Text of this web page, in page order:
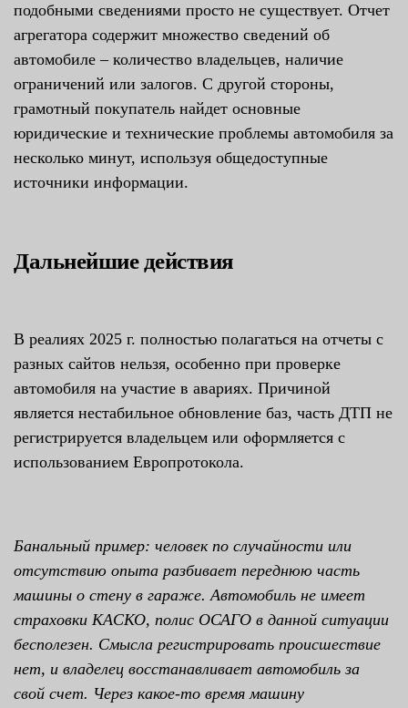
подобными сведениями просто не существует. Отчет
агрегатора содержит множество сведений об
автомобиле – количество владельцев, наличие
ограничений или залогов. С другой стороны,
грамотный покупатель найдет основные
юридические и технические проблемы автомобиля за
несколько минут, используя общедоступные
источники информации.
Дальнейшие действия
В реалиях 2025 г. полностью полагаться на отчеты с
разных сайтов нельзя, особенно при проверке
автомобиля на участие в авариях. Причиной
является нестабильное обновление баз, часть ДТП не
регистрируется владельцем или оформляется с
использованием Европротокола.
Банальный пример: человек по случайности или
отсутствию опыта разбивает переднюю часть
машины о стену в гараже. Автомобиль не имеет
страховки КАСКО, полис ОСАГО в данной ситуации
бесполезен. Смысла регистрировать происшествие
нет, и владелец восстанавливает автомобиль за
свой счет. Через какое-то время машину